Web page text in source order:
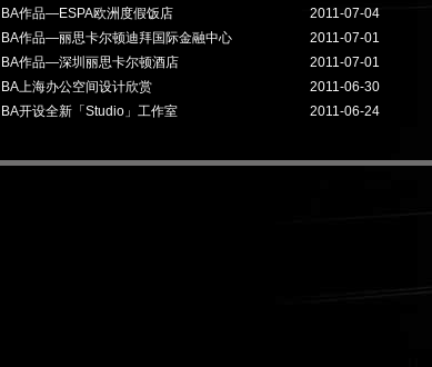
2011-07-04
作品—ESPA欧洲度假饭店
2011-07-01
作品—丽思卡尔顿迪拜国际金融中心
2011-07-01
作品—深圳丽思卡尔顿酒店
2011-06-30
上海办公空间设计欣赏
2011-06-24
开设全新「Studio」工作室